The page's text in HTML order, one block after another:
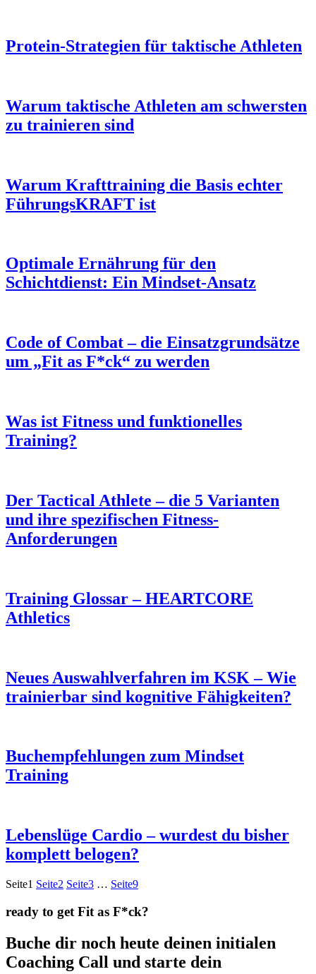
Protein-Strategien für taktische Athleten
Warum taktische Athleten am schwersten
zu trainieren sind
Warum Krafttraining die Basis echter
FührungsKRAFT ist
Optimale Ernährung für den
Schichtdienst: Ein Mindset-Ansatz
Code of Combat – die Einsatzgrundsätze
um „Fit as F*ck“ zu werden
Was ist Fitness und funktionelles
Training?
Der Tactical Athlete – die 5 Varianten
und ihre spezifischen Fitness-
Anforderungen
Training Glossar – HEARTCORE
Athletics
Neues Auswahlverfahren im KSK – Wie
trainierbar sind kognitive Fähigkeiten?
Buchempfehlungen zum Mindset
Training
Lebenslüge Cardio – wurdest du bisher
komplett belogen?
Seite1 Seite2 Seite3 … Seite9
ready to get Fit as F*ck?
Buche dir noch heute deinen initialen
Coaching Call und starte dein